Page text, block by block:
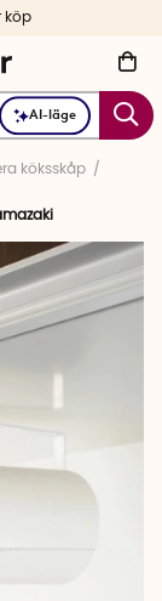
AI-läge
köp
köksskåp